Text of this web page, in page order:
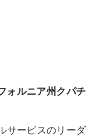
ルニア州クパチ
サービスのリーダ